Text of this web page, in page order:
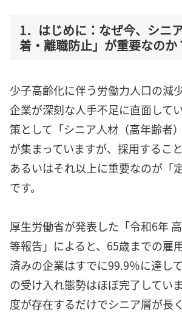
1．はじめに：なぜ今、シニ
着・離職防止」が重要なのか
少子高齢化に伴う労働力人口の減
企業が深刻な人手不足に直面して
策として「シニア人材（高年齢者
が集まっていますが、採用するこ
あるいはそれ以上に重要なのが「
です。
厚生労働省が発表した「令和6年
等報告」によると、65歳までの雇
済みの企業はすでに99.9％に達し
の受け入れ態勢はほぼ完了してい
度が存在するだけでシニア層が長